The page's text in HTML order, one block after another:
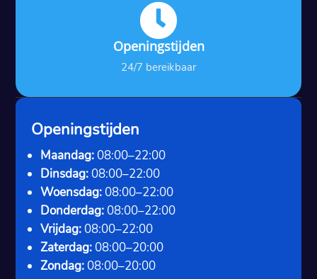

Openingstijden
24/7 bereikbaar
Openingstijden
Maandag: 08:00–22:00
Dinsdag: 08:00–22:00
Woensdag: 08:00–22:00
Donderdag: 08:00–22:00
Vrijdag: 08:00–22:00
Zaterdag: 08:00–20:00
Zondag: 08:00–20:00